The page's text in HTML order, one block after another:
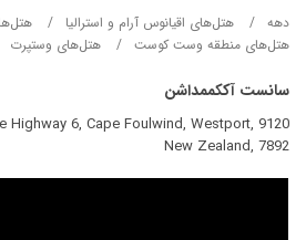
دهه هتل‌های اقیانوس آرام و استرالیا
هتل‌های منطقه وست کوست
هتل‌های وستپرت
سانست آککممداشن
State Highway 6, Cape Foulwind, Westport,
New Zealand, 7892